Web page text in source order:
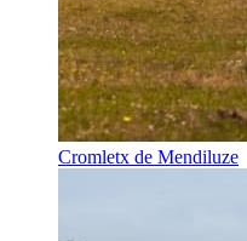
Cromletx de Mendiluze